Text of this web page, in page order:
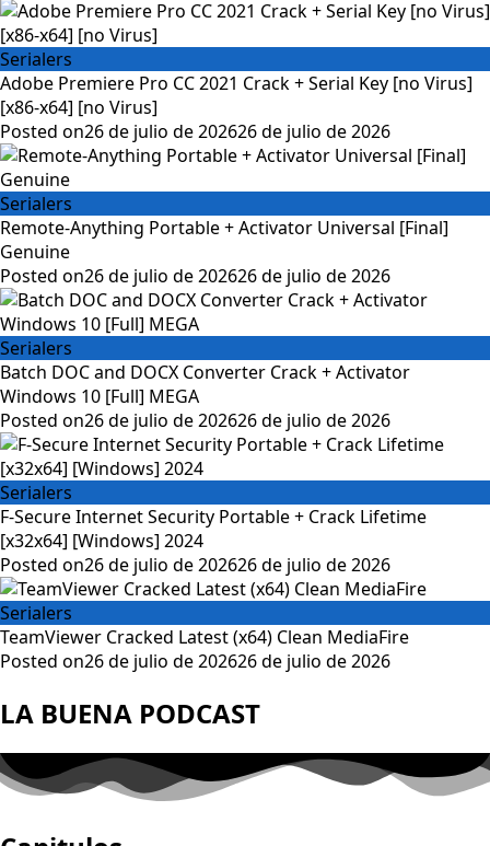
Serialers
Adobe Premiere Pro CC 2021 Crack + Serial Key [no Virus]
[x86-x64] [no Virus]
Posted on26 de julio de 202626 de julio de 2026
Serialers
Remote-Anything Portable + Activator Universal [Final]
Genuine
Posted on26 de julio de 202626 de julio de 2026
Serialers
Batch DOC and DOCX Converter Crack + Activator
Windows 10 [Full] MEGA
Posted on26 de julio de 202626 de julio de 2026
Serialers
F-Secure Internet Security Portable + Crack Lifetime
[x32x64] [Windows] 2024
Posted on26 de julio de 202626 de julio de 2026
Serialers
TeamViewer Cracked Latest (x64) Clean MediaFire
Posted on26 de julio de 202626 de julio de 2026
LA BUENA PODCAST